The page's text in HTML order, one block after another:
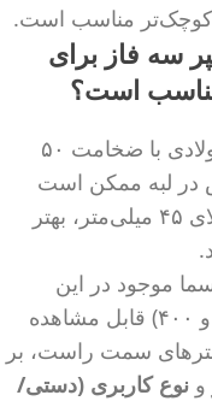
برش پلاسما ۲۰۰ آمپر سه فاز برای
بله، دستگاه ۲۰۰ آمپر می‌تواند ورق فولادی با ضخامت ۵۰
در لبه ممکن است
کاملاً تمیز نباشد. برای ضخامت‌های بالای ۴۵ میلی‌متر، بهتر
موجود در این
صفحه (با آمپرهای ۶۰، ۸۰، ۱۲۰، ۲۰۰ و ۴۰۰) قابل مشاهده
سمت راست، بر
و نوع کاربری (دستی/